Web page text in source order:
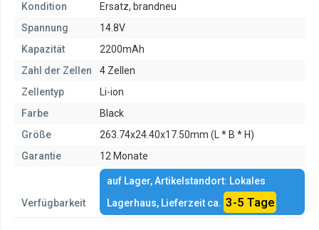
Kondition
Ersatz, brandneu
Spannung
14.8V
Kapazität
2200mAh
Zahl der Zellen
4 Zellen
Zellentyp
Li-ion
Farbe
Black
Größe
263.74x24.40x17.50mm (L * B * H)
Garantie
12 Monate
Verfügbarkeit
auf Lager, Artikelstandort: Lokales
Lagerhaus, Lieferzeit ca. 3-5 Tage